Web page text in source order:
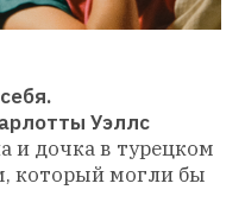
Уэллс
и дочка в турецком
который могли бы